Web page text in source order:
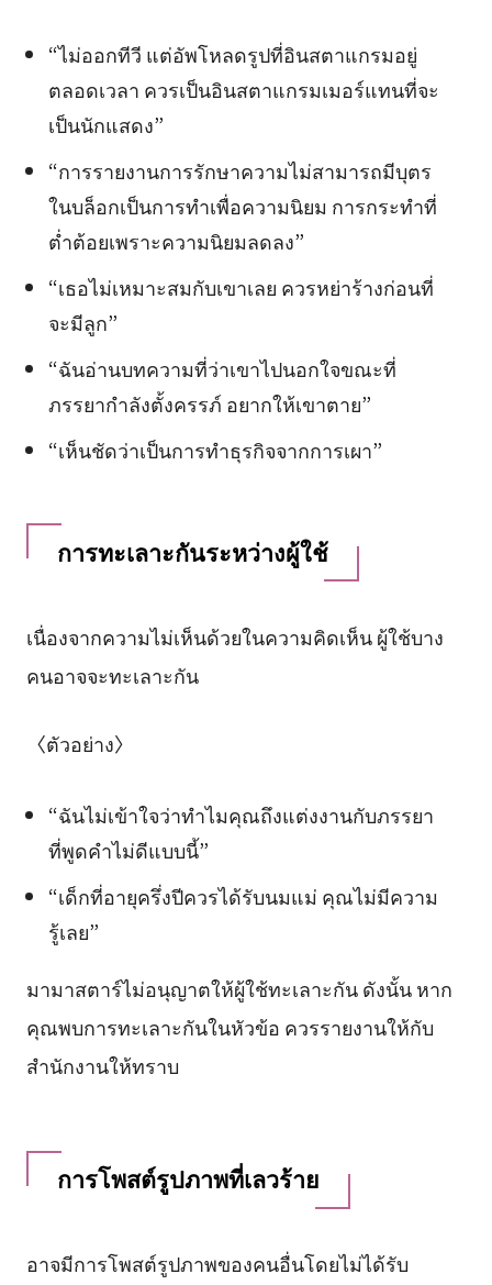
“ไม่ออกทีวี แต่อัพโหลดรูปที่อินสตาแกรมอยู่
ตลอดเวลา ควรเป็นอินสตาแกรมเมอร์แทนที่จะ
เป็นนักแสดง”
“การรายงานการรักษาความไม่สามารถมีบุตร
ในบล็อกเป็นการทำเพื่อความนิยม การกระทำที่
ต่ำต้อยเพราะความนิยมลดลง”
“เธอไม่เหมาะสมกับเขาเลย ควรหย่าร้างก่อนที่
จะมีลูก”
“ฉันอ่านบทความที่ว่าเขาไปนอกใจขณะที่
ภรรยากำลังตั้งครรภ์ อยากให้เขาตาย”
“เห็นชัดว่าเป็นการทำธุรกิจจากการเผา”
การทะเลาะกันระหว่างผู้ใช้
เนื่องจากความไม่เห็นด้วยในความคิดเห็น ผู้ใช้บาง
คนอาจจะทะเลาะกัน
〈ตัวอย่าง〉
“ฉันไม่เข้าใจว่าทำไมคุณถึงแต่งงานกับภรรยา
ที่พูดคำไม่ดีแบบนี้”
“เด็กที่อายุครึ่งปีควรได้รับนมแม่ คุณไม่มีความ
รู้เลย”
มามาสตาร์ไม่อนุญาตให้ผู้ใช้ทะเลาะกัน ดังนั้น หาก
คุณพบการทะเลาะกันในหัวข้อ ควรรายงานให้กับ
สำนักงานให้ทราบ
การโพสต์รูปภาพที่เลวร้าย
อาจมีการโพสต์รูปภาพของคนอื่นโดยไม่ได้รับ